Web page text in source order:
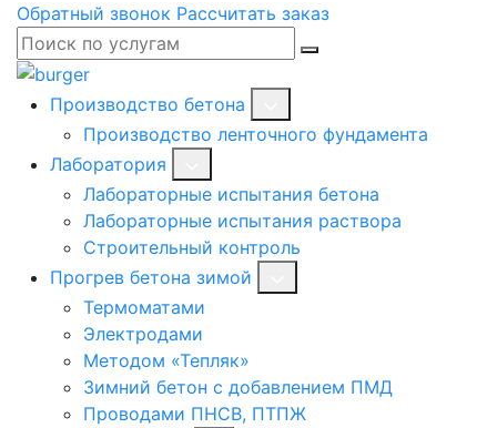
Обратный звонок Рассчитать заказ
Производство бетона
Производство ленточного фундамента
Лаборатория
Лабораторные испытания бетона
Лабораторные испытания раствора
Строительный контроль
Прогрев бетона зимой
Термоматами
Электродами
Методом «Тепляк»
Зимний бетон с добавлением ПМД
Проводами ПНСВ, ПТПЖ